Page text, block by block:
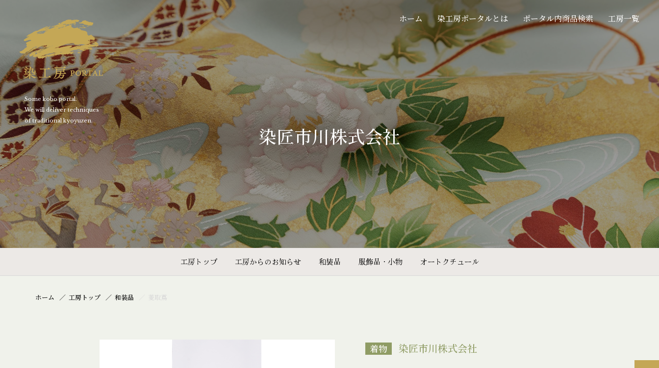
Some kobo portal.
We will deliver techniques
of traditional kyoyuzen.
ホーム 染工房ポータルとは ポータル内商品検索 工房一覧
染匠市川株式会社
工房トップ 工房からのお知らせ 和装品 服飾品・小物 オートクチュール
ホーム 工房トップ 和装品 菱取蔦
着物 染匠市川株式会社